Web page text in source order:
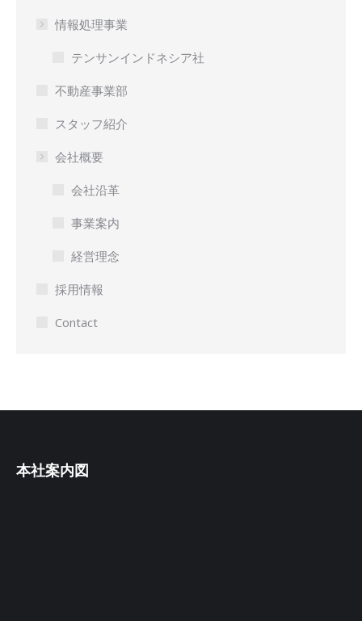
情報処理事業
テンサンインドネシア社
不動産事業部
スタッフ紹介
会社概要
会社沿革
事業案内
経営理念
採用情報
Contact
本社案内図